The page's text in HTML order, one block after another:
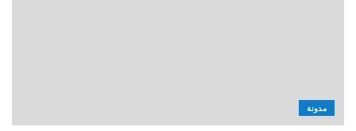
مدونة